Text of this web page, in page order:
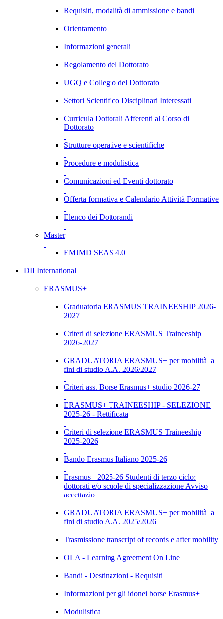
Requisiti, modalità di ammissione e bandi
Orientamento
Informazioni generali
Regolamento del Dottorato
UGQ e Collegio del Dottorato
Settori Scientifico Disciplinari Interessati
Curricula Dottorali Afferenti al Corso di
Dottorato
Strutture operative e scientifiche
Procedure e modulistica
Comunicazioni ed Eventi dottorato
Offerta formativa e Calendario Attività Formative
Elenco dei Dottorandi
Master
EMJMD SEAS 4.0
DII International
ERASMUS+
Graduatoria ERASMUS TRAINEESHIP 2026-
2027
Criteri di selezione ERASMUS Traineeship
2026-2027
GRADUATORIA ERASMUS+ per mobilità a
fini di studio A.A. 2026/2027
Criteri ass. Borse Erasmus+ studio 2026-27
ERASMUS+ TRAINEESHIP - SELEZIONE
2025-26 - Rettificata
Criteri di selezione ERASMUS Traineeship
2025-2026
Bando Erasmus Italiano 2025-26
Erasmus+ 2025-26 Studenti di terzo ciclo:
dottorati e/o scuole di specializzazione Avviso
accettazio
GRADUATORIA ERASMUS+ per mobilità a
fini di studio A.A. 2025/2026
Trasmissione transcript of records e after mobility
OLA - Learning Agreement On Line
Bandi - Destinazioni - Requisiti
Informazioni per gli idonei borse Erasmus+
Modulistica